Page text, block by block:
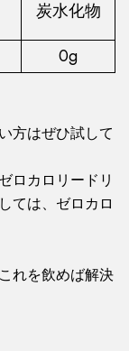
炭水化物
0g
方はぜひ試して
ロカロリードリ
ては、ゼロカロ
れを飲めば解決